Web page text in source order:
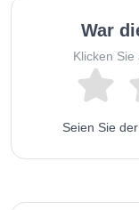
War
Klicken
Seien Sie